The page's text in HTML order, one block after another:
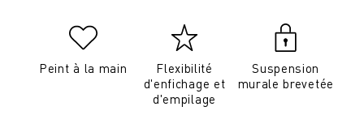
Peint à la main
Flexibilité
d'enfichage et
d'empilage
Suspension
murale brevetée